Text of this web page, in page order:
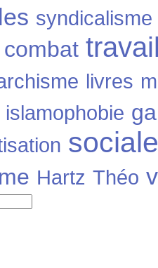
syndicalisme
combat
livres
islamophobie
sociale
Hartz Théo